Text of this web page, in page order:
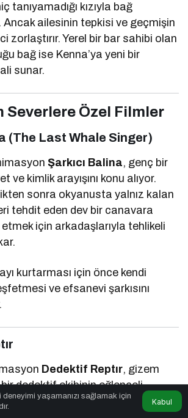
tanıyamadığı kızıyla bağ
Ancak ailesinin tepkisi ve geçmişin
zorlaştırır. Yerel bir bar sahibi olan
bağ ise Kenna’ya yeni bir
sunar.
Severlere Özel Filmler
(The Last Whale Singer)
Şarkıcı Balina, genç bir
ve kimlik arayışını konu alıyor.
sonra okyanusta yalnız kalan
tehdit eden dev bir canavara
etmek için arkadaşlarıyla tehlikeli
kurtarması için önce kendi
ve efsanevi şarkısını
Dedektif Reptır, gizem
dedektif ekibinin eğlenceli
taşıyor. Kayıpları
yaşamanızı sağlamak için
Kabul